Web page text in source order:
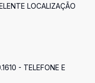
LOCALIZAÇÃO
- TELEFONE E